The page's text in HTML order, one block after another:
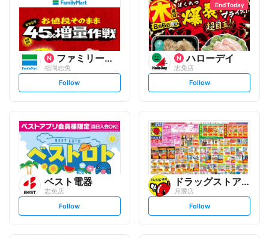
ファミリーマート
福岡志免
s
l
o
w
Follow
End Today
ハローデイ
志免店
s
l
o
w
Follow
ベスト電器
志免店
s
Follow
ドラッグストアモリ
月隈店
s
Follow